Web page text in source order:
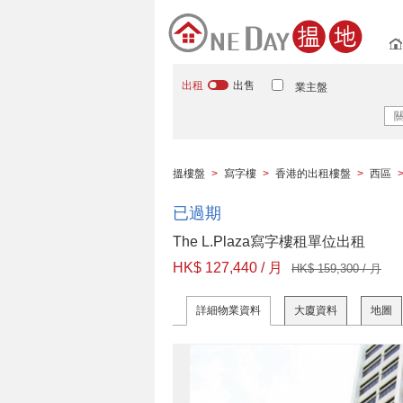
出租 出售 業主盤
搵樓盤 > 寫字樓 > 香港的出租樓盤 > 西區 >
已過期
The L.Plaza寫字樓租單位出租
HK$ 127,440 / 月
HK$ 159,300 / 月
詳細物業資料 大廈資料 地圖